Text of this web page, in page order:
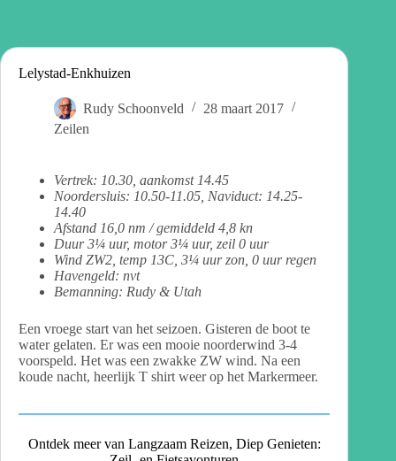
Lelystad-Enkhuizen
Rudy Schoonveld
28 maart 2017
Zeilen
Vertrek: 10.30, aankomst 14.45
Noordersluis: 10.50-11.05, Naviduct: 14.25-
14.40
Afstand 16,0 nm / gemiddeld 4,8 kn
Duur 3¼ uur, motor 3¼ uur, zeil 0 uur
Wind ZW2, temp 13C, 3¼ uur zon, 0 uur regen
Havengeld: nvt
Bemanning: Rudy & Utah
Een vroege start van het seizoen. Gisteren de boot te
water gelaten. Er was een mooie noorderwind 3-4
voorspeld. Het was een zwakke ZW wind. Na een
koude nacht, heerlijk T shirt weer op het Markermeer.
Ontdek meer van Langzaam Reizen, Diep Genieten: